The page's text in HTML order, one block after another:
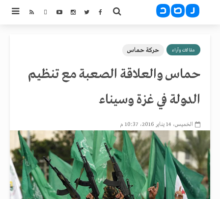
مقالات وآراء حركة حماس
حماس والعلاقة الصعبة مع تنظيم
الدولة في غزة وسيناء
الخميس، 14 يناير 2016، 10:37 م